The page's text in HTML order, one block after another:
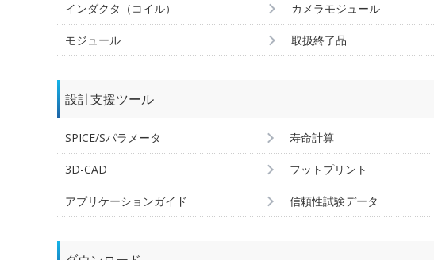
インダクタ（コイル） カメラモジュール
モジュール 取扱終了品
設計支援ツール
SPICE/Sパラメータ 寿命計算
3D-CAD フットプリント
アプリケーションガイド 信頼性試験データ